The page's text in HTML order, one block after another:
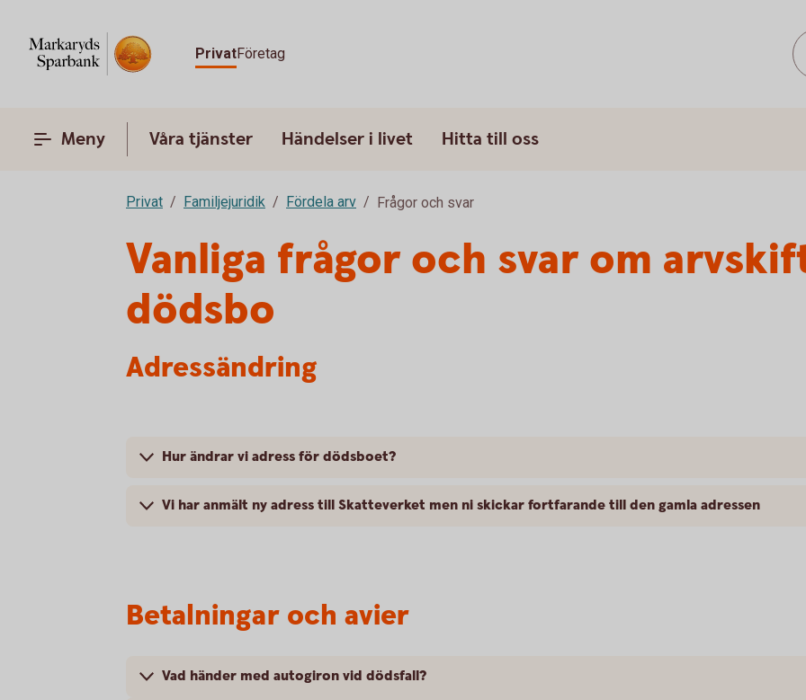
PrivatFöretag
Meny Våra tjänster Händelser i livet Hitta till oss
Privat Familjejuridik Fördela arv Frågor och svar
Vanliga frågor och svar om
dödsbo
Adressändring
Hur ändrar vi adress för dödsboet?
Vi har anmält ny adress till Skatteverket men ni skickar fortfarande till den gamla adressen
Betalningar och avier
Vad händer med autogiron vid dödsfall?